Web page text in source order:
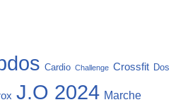
Cardio Challenge Crossfit Dos
J.O 2024 Marche